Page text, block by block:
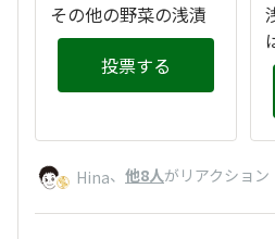
その他の野菜の浅漬
投票する
Hina、 他8人がリアクション